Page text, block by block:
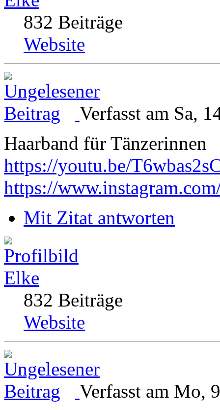
832 Beiträge
Website
Verfasst am Sa,
Haarband für Tänzerinnen
https://youtu.be/
https://
Mit Zitat antworten
Elke
832 Beiträge
Website
Verfasst am Mo,